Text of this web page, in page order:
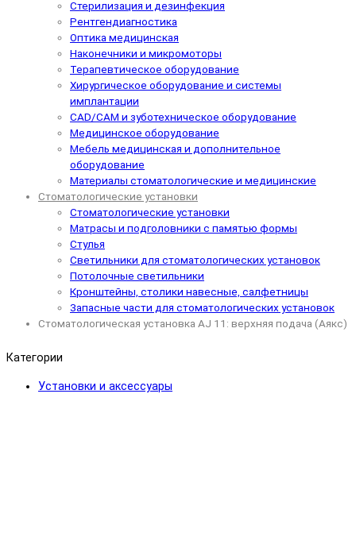
Стерилизация и дезинфекция
Рентгендиагностика
Оптика медицинская
Наконечники и микромоторы
Терапевтическое оборудование
Хирургическое оборудование и системы
имплантации
CAD/CAM и зуботехническое оборудование
Медицинское оборудование
Мебель медицинская и дополнительное
оборудование
Материалы стоматологические и медицинские
Стоматологические установки
Стоматологические установки
Матрасы и подголовники с памятью формы
Стулья
Светильники для стоматологических установок
Потолочные светильники
Кронштейны, столики навесные, салфетницы
Запасные части для стоматологических установок
Стоматологическая установка AJ 11: верхняя подача (Аякс)
Категории
Установки и аксессуары